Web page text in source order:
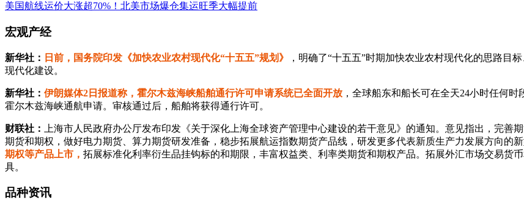
美国航线运价大涨超70%！北美市场爆仓集运旺季大幅提前
宏观产经
新华社： 日前，国务院印发《加快农业农村现代化“十五五”规划》
，明确了“十五五”时期加快农业农村现代化的思路目
现代化建设。
新华社： 伊朗媒体2日报道称，霍尔木兹海峡船舶通行许可申请系统已全面开放 ，全球船东和船长可在全天24小时任何
霍尔木兹海峡通航申请。审核通过后，船舶将获得通行许可。
财联社：
上海市人民政府办公厅发布印发《关于深化上海全球资产管理中心建设的若干意见》的通知。意见指出，完
期货和期权，做好电力期货、算力期货研发准备，稳步拓展航运指数期货产品线，研发更多代表新质生产力发展方向的新
期权等产品上市， 拓展标准化利率衍生品挂钩标的和期限，丰富权益类、利率类期货和期权产品。拓展外汇市场交易货
具。
品种资讯